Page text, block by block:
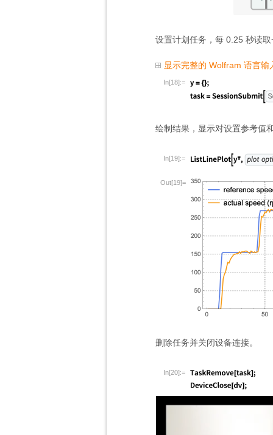
设置计划任务，每 0.25 秒读
显示完整的 Wolfram 语言输
In[18]:=
绘制结果，显示对设置参考值
In[19]:=
Out[19]=
删除任务并关闭设备连接。
In[20]:=